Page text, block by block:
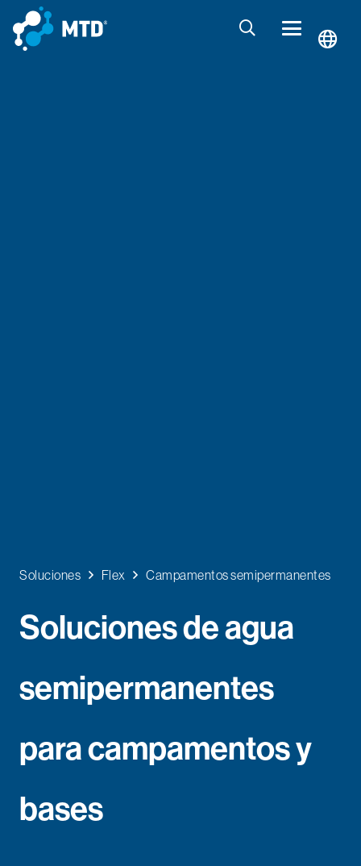
Soluciones Flex Campamentos semipermanentes
Soluciones de agua
semipermanentes
para campamentos y
bases